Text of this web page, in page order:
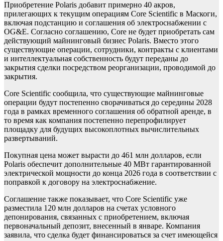
Приобретение Polaris добавит примерно 40 акров,
прилегающих к текущим операциям Core Scientific в Маскоги,
включая подстанцию и соглашения об электроснабжении с
OG&E. Согласно соглашению, Core не будет приобретать сам
действующий майнинговый бизнес Polaris. Вместо этого
существующие операции, сотрудники, контракты с клиентами
и интеллектуальная собственность будут переданы до
закрытия сделки посредством реорганизации, проводимой до
закрытия.
Core Scientific сообщила, что существующие майнинговые
операции будут постепенно сворачиваться до середины 2028
года в рамках временного соглашения об обратной аренде, в
то время как компания постепенно перепрофилирует
площадку для будущих высокоплотных вычислительных
развертываний.
Покупная цена может вырасти до 461 млн долларов, если
Polaris обеспечит дополнительные 40 МВт гарантированной
электрической мощности до конца 2026 года в соответствии с
поправкой к договору на электроснабжение.
Соглашение также показывает, что Core Scientific уже
разместила 120 млн долларов на счетах условного
депонирования, связанных с приобретением, включая
первоначальный депозит, внесенный в январе. Компания
заявила, что сделка будет финансироваться за счет имеющейся